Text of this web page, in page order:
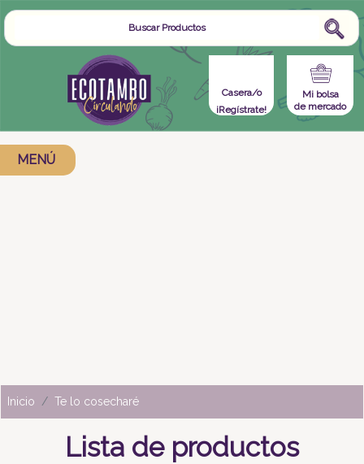
Casera/o
¡Regístrate!
Mi bolsa
de mercado
MENÚ
Inicio Te lo cosecharé
Lista de productos